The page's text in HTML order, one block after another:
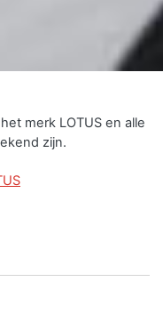
merk LOTUS en alle
zijn.